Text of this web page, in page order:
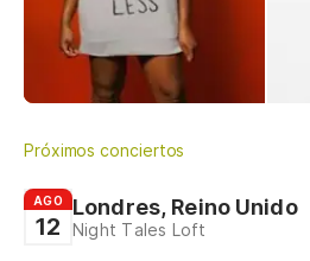
Próximos conciertos
AGO
12
Londres, Reino Unido
Night Tales Loft